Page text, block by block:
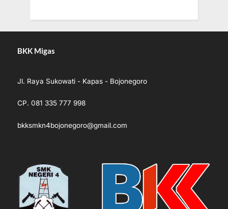
BKK Migas
Jl. Raya Sukowati - Kapas - Bojonegoro
CP. 081 335 777 998
bkksmkn4bojonegoro@gmail.com